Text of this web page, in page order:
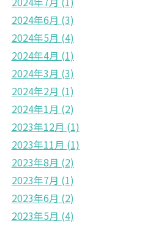
2024年6月 (3)
2024年5月 (4)
2024年4月 (1)
2024年3月 (3)
2024年2月 (1)
2024年1月 (2)
2023年12月 (1)
2023年11月 (1)
2023年8月 (2)
2023年7月 (1)
2023年6月 (2)
2023年5月 (4)